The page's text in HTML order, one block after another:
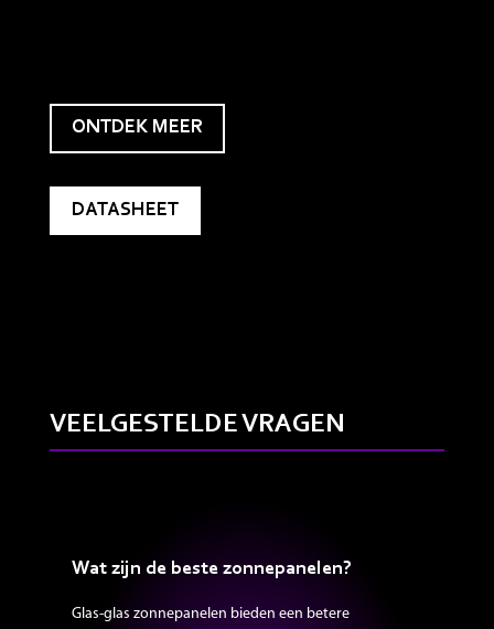
ONTDEK MEER
DATASHEET
VEELGESTELDE VRAGEN
Wat zijn de beste zonnepanelen?
Glas-glas zonnepanelen bieden een betere